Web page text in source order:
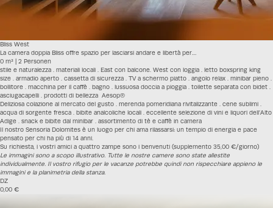
Bliss West
La camera doppia Bliss offre spazio per lasciarsi andare e libertà per…
0 m² | 2 Personen
stile e naturalezza . materiali locali . East con balcone. West con loggia . letto boxspring king
size . armadio aperto . cassetta di sicurezza . TV a schermo piatto . angolo relax . minibar pieno .
bollitore . macchina per il caffè . bagno . lussuosa doccia a pioggia . toilette separata con bidet .
asciugacapelli . prodotti di bellezza Aesop®
Deliziosa colazione al mercato del gusto . merenda pomeridiana rivitalizzante . cene sublimi .
acqua di sorgente fresca . bibite analcoliche locali . eccellente selezione di vini e liquori dell’Alto
Adige . snack e bibite dal minibar . assortimento di tè e caffè in camera
Il nostro Sensoria Dolomites è un luogo per chi ama rilassarsi: un tempio di energia e pace
pensato per chi ha più di 14 anni.
Su richiesta, i vostri amici a quattro zampe sono i benvenuti (supplemento 35,00 €/giorno)
Le immagini sono a scopo illustrativo. Tutte le nostre camere sono state allestite
individualmente. Il vostro rifugio per le vacanze potrebbe quindi non rispecchiare appieno le
immagini e la planimetria della stanza.
DZ
0,00 €